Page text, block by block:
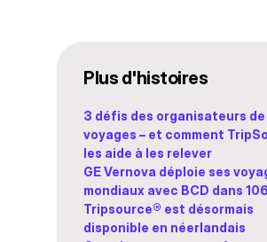
Plus d'histoires
3 défis des organisateurs de
voyages – et comment
les aide à les relever
GE Vernova déploie ses
mondiaux avec BCD dans
Tripsource® est désormais
disponible en néerlandais